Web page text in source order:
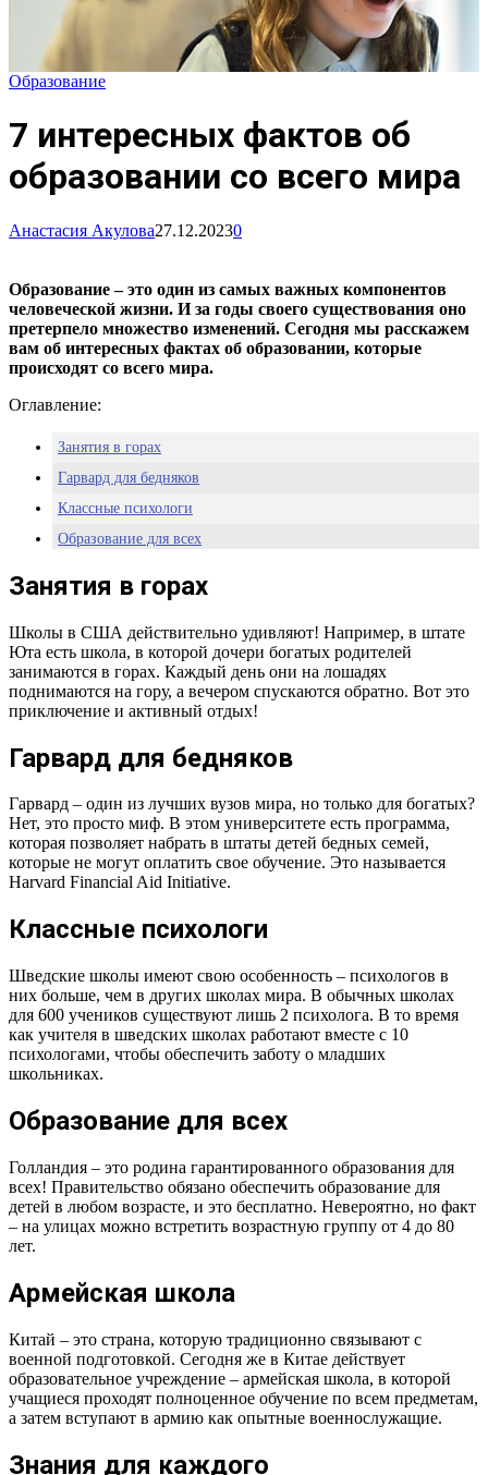
Образование
7 интересных фактов об
образовании со всего мира
Анастасия Акулова27.12.20230
Образование – это один из самых важных компонентов
человеческой жизни. И за годы своего существования оно
претерпело множество изменений. Сегодня мы расскажем
вам об интересных фактах об образовании, которые
происходят со всего мира.
Оглавление:
Занятия в горах
Гарвард для бедняков
Классные психологи
Образование для всех
Знания для каждого
Живая библиотека
Занятия в горах
Школы в США действительно удивляют! Например, в штате
Юта есть школа, в которой дочери богатых родителей
занимаются в горах. Каждый день они на лошадях
поднимаются на гору, а вечером спускаются обратно. Вот это
приключение и активный отдых!
Гарвард для бедняков
Гарвард – один из лучших вузов мира, но только для богатых?
Нет, это просто миф. В этом университете есть программа,
которая позволяет набрать в штаты детей бедных семей,
которые не могут оплатить свое обучение. Это называется
Harvard Financial Aid Initiative.
Классные психологи
Шведские школы имеют свою особенность – психологов в
них больше, чем в других школах мира. В обычных школах
для 600 учеников существуют лишь 2 психолога. В то время
как учителя в шведских школах работают вместе с 10
психологами, чтобы обеспечить заботу о младших
школьниках.
Образование для всех
Голландия – это родина гарантированного образования для
всех! Правительство обязано обеспечить образование для
детей в любом возрасте, и это бесплатно. Невероятно, но факт
– на улицах можно встретить возрастную группу от 4 до 80
лет.
Армейская школа
Китай – это страна, которую традиционно связывают с
военной подготовкой. Сегодня же в Китае действует
образовательное учреждение – армейская школа, в которой
учащиеся проходят полноценное обучение по всем предметам,
а затем вступают в армию как опытные военнослужащие.
Знания для каждого